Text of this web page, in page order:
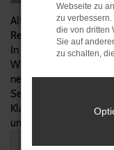
Alte Liebe rostet nicht!
Reparatur in unserer
In unserer Werkstatt
W107, die darauf
neuem Glanz
Service und
Klassiker wieder auf
um Ihrem Mercedes SL
#MercedesSL
Webseite zu
zu
die von dritten
Sie auf
zu schalten,